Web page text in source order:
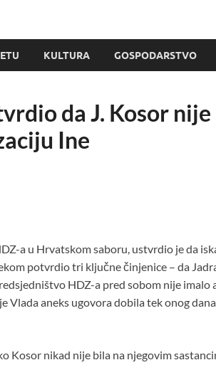
KULTURA GOSPODARSTVO
da J. Kosor
Ine
a u Hrvatskom saboru, ustvrdio je da
potvrdio tri ključne činjenice – da
HDZ-a pred sobom nije imalo
Vlada aneks ugovora dobila tek onog
Kosor nikad nije bila na njegovim